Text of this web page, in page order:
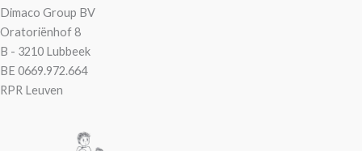
Dimaco Group BV
Oratoriënhof 8
B - 3210 Lubbeek
BE 0669.972.664
RPR Leuven